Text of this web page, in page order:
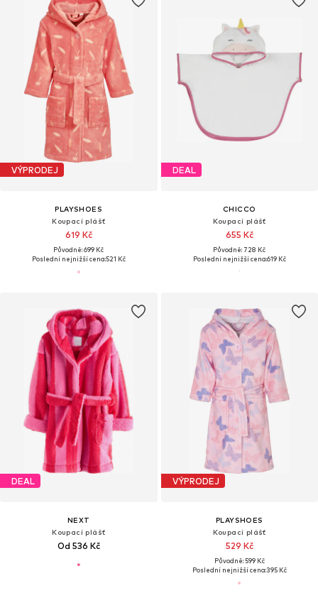
VÝPRODEJ
PLAYSHOES
Koupací plášť
619 Kč
Původně: 699 Kč
Poslední nejnižší cena:521 Kč
DEAL
CHICCO
Koupací plášť
655 Kč
Původně: 728 Kč
Poslední nejnižší cena:619 Kč
DEAL
NEXT
Koupací plášť
Od 536 Kč
VÝPRODEJ
PLAYSHOES
Koupací plášť
529 Kč
Původně: 599 Kč
Poslední nejnižší cena:395 Kč